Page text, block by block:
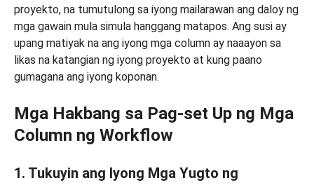
proyekto, na tumutulong sa iyong mailarawan ang daloy ng
mga gawain mula simula hanggang matapos. Ang susi ay
upang matiyak na ang iyong mga column ay naaayon sa
likas na katangian ng iyong proyekto at kung paano
gumagana ang iyong koponan.
Mga Hakbang sa Pag-set Up ng Mga
Column ng Workflow
1. Tukuyin ang Iyong Mga Yugto ng